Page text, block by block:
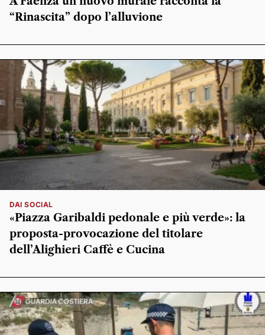
“Rinascita” dopo l’alluvione
DAI SOCIAL
«Piazza Garibaldi pedonale e più verde»: la
proposta-provocazione del titolare
dell’Alighieri Caffè e Cucina